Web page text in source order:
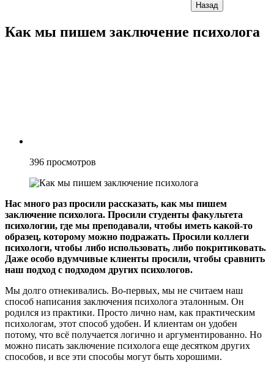
Назад
Как мы пишем заключение психолога
396 просмотров
Нас много раз просили рассказать, как мы пишем
заключение психолога. Просили студенты факультета
психологии, где мы преподавали, чтобы иметь какой-то
образец, которому можно подражать. Просили коллеги
психологи, чтобы либо использовать, либо покритиковать.
Даже особо вдумчивые клиенты просили, чтобы сравнить
наш подход с подходом других психологов.
Мы долго отнекивались. Во-первых, мы не считаем наш
способ написания заключения психолога эталонным. Он
родился из практики. Просто лично нам, как практическим
психологам, этот способ удобен. И клиентам он удобен
потому, что всё получается логично и аргументированно. Но
можно писать заключение психолога еще десятком других
способов, и все эти способы могут быть хорошими.